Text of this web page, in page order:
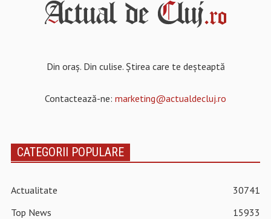
Din oraș. Din culise. Știrea care te deșteaptă
Contactează-ne: marketing@actualdecluj.ro
CATEGORII POPULARE
Actualitate
30741
Top News
15933